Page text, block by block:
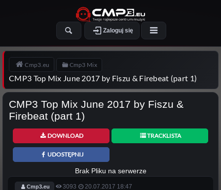
Zaloguj się
Cmp3.eu Cmp3 Mix
CMP3 Top Mix June 2017 by Fiszu & Firebeat (part 1)
CMP3 Top Mix June 2017 by Fiszu &
Firebeat (part 1)
DOWNLOAD TRACKLISTA
UDOSTĘPNIJ
Brak Pliku na serwerze
Cmp3.eu 3093 20.07.2017 18:47